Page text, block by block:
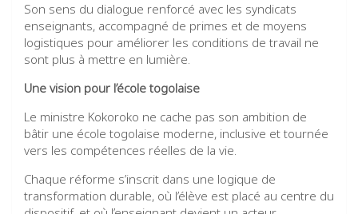
Son sens du dialogue renforcé avec les syndicats
enseignants, accompagné de primes et de moyens
logistiques pour améliorer les conditions de travail ne
sont plus à mettre en lumière.
Une vision pour l’école togolaise
Le ministre Kokoroko ne cache pas son ambition de
bâtir une école togolaise moderne, inclusive et tournée
vers les compétences réelles de la vie.
Chaque réforme s’inscrit dans une logique de
transformation durable, où l’élève est placé au centre du